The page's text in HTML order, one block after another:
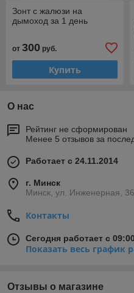
Зонт с жалюзи на
дымоход за 1 день
от 300 руб.
Купить
О нас
Рейтинг не сформирован
Менее 5 отзывов за
Работает с 24.11.2014
г. Минск
Минск, ул. Инженерная,
Контакты
Сегодня работает с
Показать весь график
Отзывы о магазине